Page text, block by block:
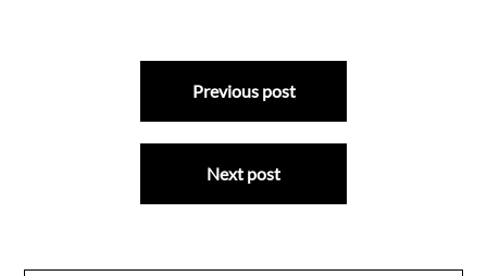
Previous post
Next post